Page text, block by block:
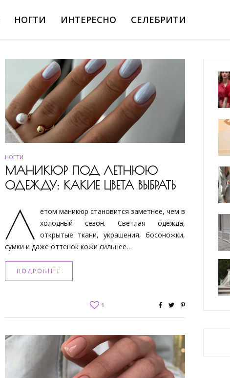
НОГТИ ИНТЕРЕСНО СЕЛЕБРИТИ
НОГТИ
МАНИКЮР ПОД ЛЕТНЮЮ
ОДЕЖДУ: КАКИЕ ЦВЕТА ВЫБРАТЬ
Л етом маникюр становится заметнее, чем в
холодный сезон. Светлая одежда,
открытые ткани, украшения, босоножки,
сумки и даже оттенок кожи сильнее…
ПОДРОБНЕЕ
1